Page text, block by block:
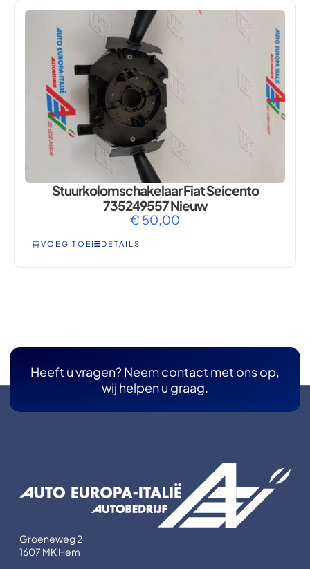
Stuurkolomschakelaar Fiat Seicento
735249557 Nieuw
€ 50,00
VOEG TOE DETAILS
Heeft u vragen? Neem contact met ons op,
wij helpen u graag.
Groeneweg 2
1607 MK Hem